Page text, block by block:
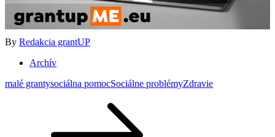
By Redakcia grantUP
Archív
malé grantysociálna pomocSociálne problémyZdravie